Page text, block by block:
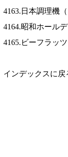
4163.日本調理機（
4164.昭和ホール
4165.ビーフラッ
インデックスに戻